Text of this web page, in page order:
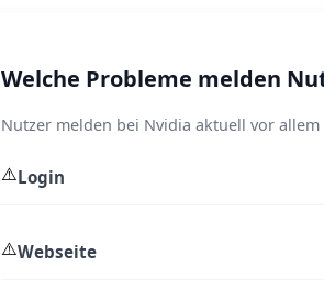
Welche Probleme melden
Nutzer melden bei Nvidia aktuell vor
⚠️Login
⚠️Webseite